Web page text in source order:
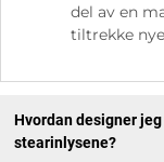
del av en
tiltrekke
Hvordan designer
stearinlysene?